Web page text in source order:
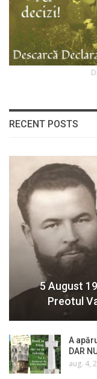
RECENT POSTS
5 August
Preotul
A
DAR
aug. 4,